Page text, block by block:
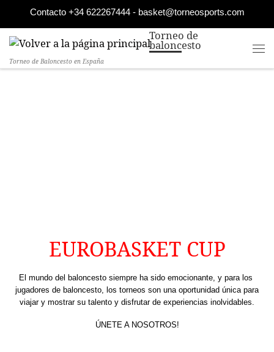
Contacto +34 622267444 - basket@torneosports.com
Saltar al contenido
Torneo de
baloncesto
Torneo de Baloncesto en España
EUROBASKET CUP
El mundo del baloncesto siempre ha sido emocionante, y para los
jugadores de baloncesto, los torneos son una oportunidad única para
viajar y mostrar su talento y disfrutar de experiencias inolvidables.
ÚNETE A NOSOTROS!